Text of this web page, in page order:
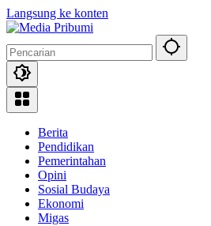
Langsung ke konten
Berita
Pendidikan
Pemerintahan
Opini
Sosial Budaya
Ekonomi
Migas